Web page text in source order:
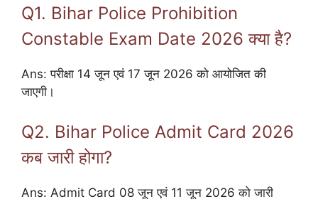
Q1. Bihar Police Prohibition
Constable Exam Date 2026 क्या है?
Ans: परीक्षा 14 जून एवं 17 जून 2026 को आयोजित की
जाएगी।
Q2. Bihar Police Admit Card 2026
कब जारी होगा?
Ans: Admit Card 08 जून एवं 11 जून 2026 को जारी